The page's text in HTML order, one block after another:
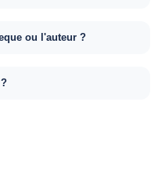
ou l'auteur ?